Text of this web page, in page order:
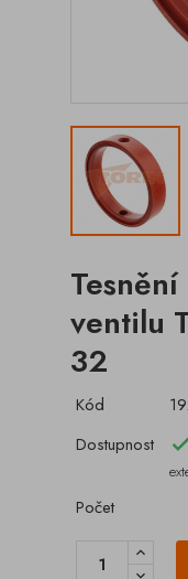
ventilu
32
Kód
Dostupnost
Počet